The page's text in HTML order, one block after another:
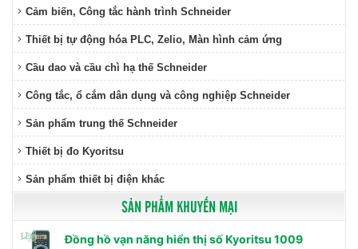
Cảm biến, Công tắc hành trình Schneider
Thiết bị tự động hóa PLC, Zelio, Màn hình cảm ứng
Cầu dao và cầu chì hạ thế Schneider
Công tắc, ổ cắm dân dụng và công nghiệp Schneider
Sản phẩm trung thế Schneider
Thiết bị đo Kyoritsu
Sản phẩm thiết bị điện khác
SẢN PHẨM KHUYẾN MẠI
Đồng hồ vạn năng hiển thị số Kyoritsu 1009